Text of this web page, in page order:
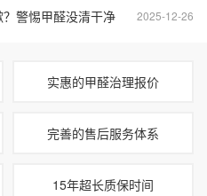
2025-12-26
警惕甲醛没清干净
实惠的甲醛治理报价
完善的售后服务体系
15年超长质保时间